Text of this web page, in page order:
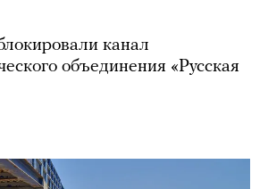
канал
объединения «Русская